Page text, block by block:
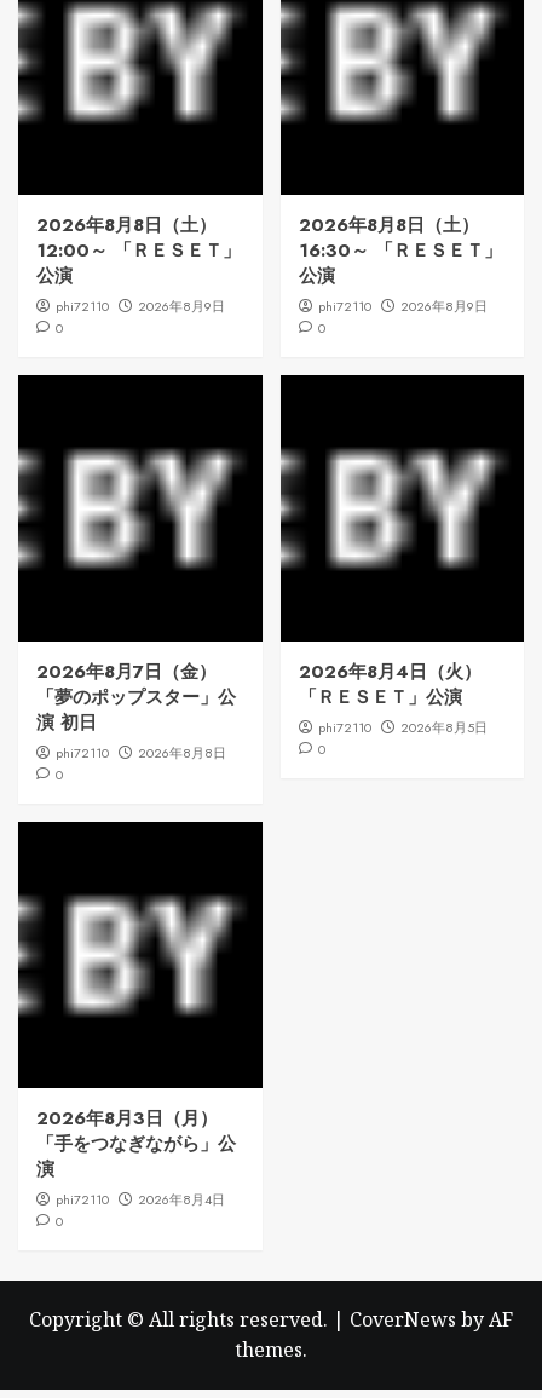
2026年8月8日（土）
12:00～ 「ＲＥＳＥＴ」
公演
phi72110
2026年8月9日
0
2026年8月8日（土）
16:30～ 「ＲＥＳＥＴ」
公演
phi72110
2026年8月9日
0
2026年8月7日（金）
「夢のポップスター」公
演 初日
phi72110
2026年8月8日
0
2026年8月4日（火）
「ＲＥＳＥＴ」公演
phi72110
2026年8月5日
0
2026年8月3日（月）
「手をつなぎながら」公
演
phi72110
2026年8月4日
0
Copyright © All rights reserved. | CoverNews by AF
themes.